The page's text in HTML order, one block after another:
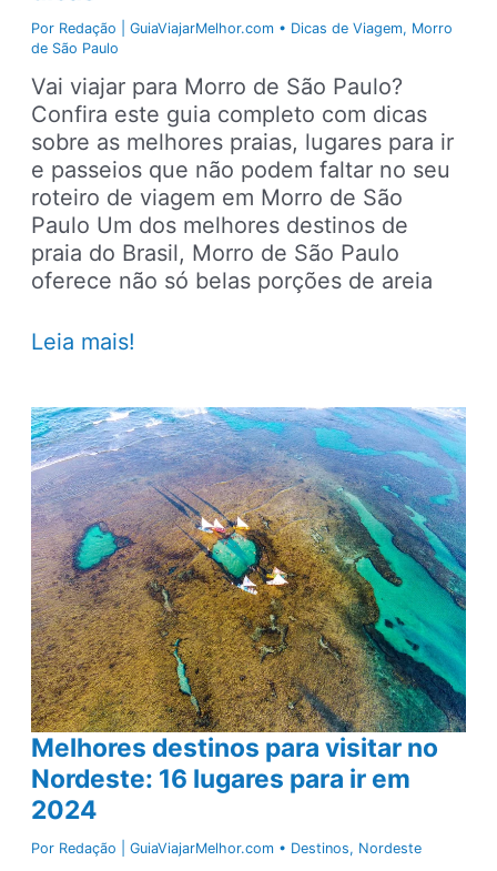
Por Redação | GuiaViajarMelhor.com • Dicas de Viagem, Morro
de São Paulo
Vai viajar para Morro de São Paulo?
Confira este guia completo com dicas
sobre as melhores praias, lugares para ir
e passeios que não podem faltar no seu
roteiro de viagem em Morro de São
Paulo Um dos melhores destinos de
praia do Brasil, Morro de São Paulo
oferece não só belas porções de areia
Morro
Paulo
–
Principais
praias,
lugares
para
ir,
passeios
e
dicas
Leia mais!
Melhores destinos para visitar no
Nordeste: 16 lugares para ir em
2024
Por Redação | GuiaViajarMelhor.com • Destinos, Nordeste